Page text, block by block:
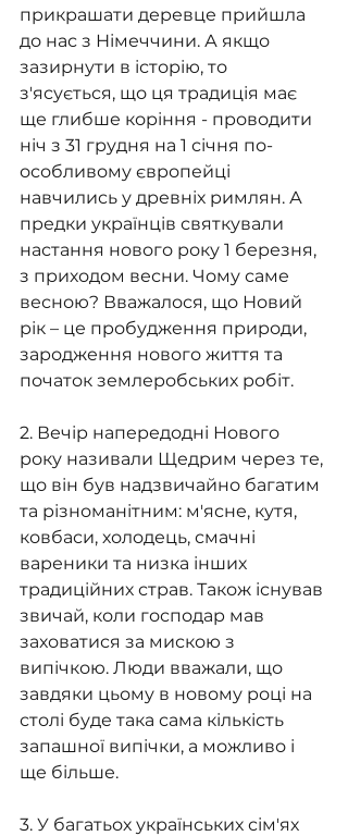
прикрашати деревце прийшла
до нас з Німеччини. А якщо
зазирнути в історію, то
з'ясується, що ця традиція має
ще глибше коріння - проводити
ніч з 31 грудня на 1 січня по-
особливому європейці
навчились у древніх римлян. А
предки українців святкували
настання нового року 1 березня,
з приходом весни. Чому саме
весною? Вважалося, що Новий
рік – це пробудження природи,
зародження нового життя та
початок землеробських робіт.
2. Вечір напередодні Нового
року називали Щедрим через те,
що він був надзвичайно багатим
та різноманітним: м'ясне, кутя,
ковбаси, холодець, смачні
вареники та низка інших
традиційних страв. Також існував
звичай, коли господар мав
заховатися за мискою з
випічкою. Люди вважали, що
завдяки цьому в новому році на
столі буде така сама кількість
запашної випічки, а можливо і
ще більше.
3. У багатьох українських сім'ях